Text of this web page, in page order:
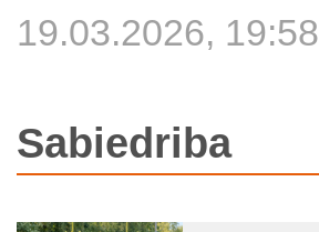
19.03.2026, 19:58
Sabiedriba